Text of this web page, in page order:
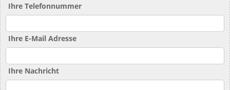
Ihre Telefonnummer
Ihre E-Mail Adresse
Ihre Nachricht